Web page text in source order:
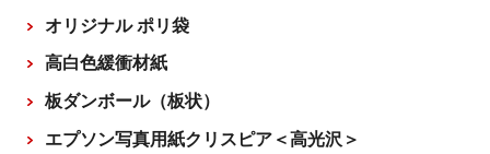
オリジナル ポリ袋
高白色緩衝材紙
板ダンボール（板状）
エプソン写真用紙クリスピア＜高光沢＞